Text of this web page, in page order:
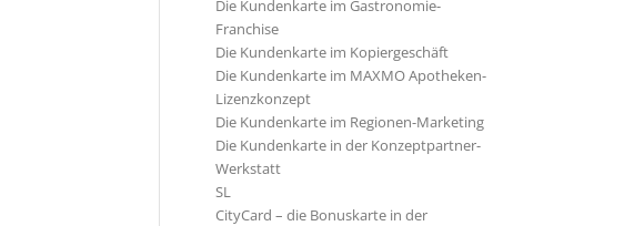
Die Kundenkarte im Gastronomie-
Franchise
Die Kundenkarte im Kopiergeschäft
Die Kundenkarte im MAXMO Apotheken-
Lizenzkonzept
Die Kundenkarte im Regionen-Marketing
Die Kundenkarte in der Konzeptpartner-
Werkstatt
SL
CityCard – die Bonuskarte in der